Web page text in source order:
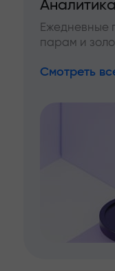
Ежедневные
парам и
Смотреть